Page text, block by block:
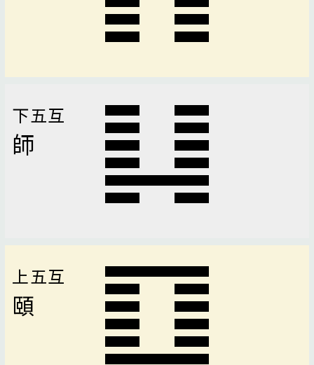
下五互
師
上五互
頤